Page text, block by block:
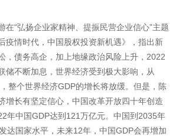
在“弘扬企业家精神、提振民营企业信心”主题
疫情时代，中国股权投资新机遇》，指出新
，债务高企，加上地缘政治风险上升，2022
储不断加息，世界经济受到极大影响，从
整个世界经济GDP的增长将放缓。但是，陈
增长有坚定信心，中国改革开放四十年创造
年中国GDP达到121万亿元。中国到2035年
达国家水平，未来12年，中国GDP会再增加